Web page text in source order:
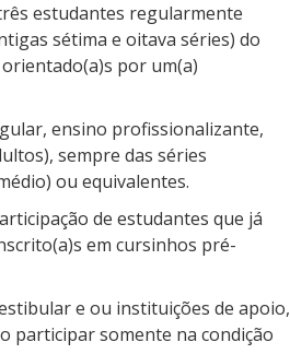
estudantes regularmente
sétima e oitava séries) do
por um(a)
ensino profissionalizante,
sempre das séries
ou equivalentes.
de estudantes que já
em cursinhos pré-
e ou instituições de apoio,
participar somente na condição